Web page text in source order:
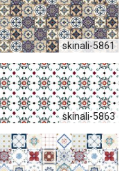
skinali-5861
skinali-5863